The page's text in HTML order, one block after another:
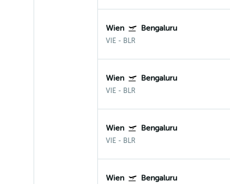
Wien Bengaluru
VIE - BLR
Wien Bengaluru
VIE - BLR
Wien Bengaluru
VIE - BLR
Wien Bengaluru